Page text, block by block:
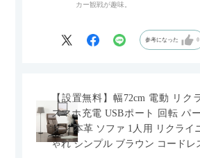
ペースを最小限に抑えられ、省スペースで
カー観戦が趣味。
参考になった 0
【設置無料】幅72cm 電動 リク
スマホ充電 USBポート 回転 パ
ダン 本革 ソファ 1人用 リクライ
ゃれ シンプル ブラウン コードレ